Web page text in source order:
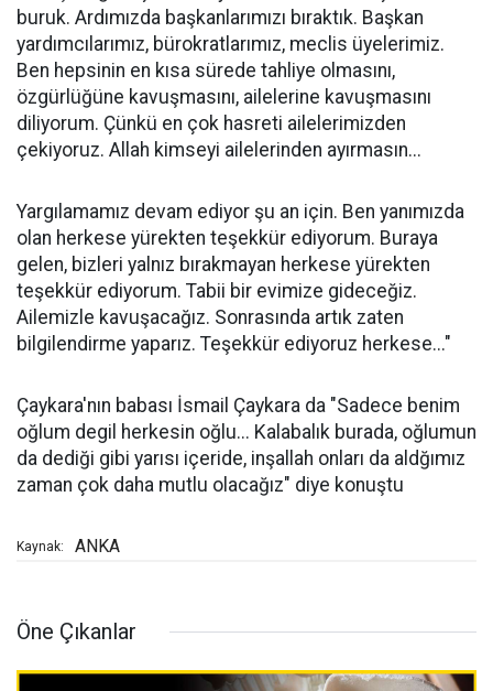
buruk. Ardımızda başkanlarımızı bıraktık. Başkan
yardımcılarımız, bürokratlarımız, meclis üyelerimiz.
Ben hepsinin en kısa sürede tahliye olmasını,
özgürlüğüne kavuşmasını, ailelerine kavuşmasını
diliyorum. Çünkü en çok hasreti ailelerimizden
çekiyoruz. Allah kimseyi ailelerinden ayırmasın...
Yargılamamız devam ediyor şu an için. Ben yanımızda
olan herkese yürekten teşekkür ediyorum. Buraya
gelen, bizleri yalnız bırakmayan herkese yürekten
teşekkür ediyorum. Tabii bir evimize gideceğiz.
Ailemizle kavuşacağız. Sonrasında artık zaten
bilgilendirme yaparız. Teşekkür ediyoruz herkese..."
Çaykara'nın babası İsmail Çaykara da "Sadece benim
oğlum degil herkesin oğlu... Kalabalık burada, oğlumun
da dediği gibi yarısı içeride, inşallah onları da aldğımız
zaman çok daha mutlu olacağız" diye konuştu
Kaynak: ANKA
Öne Çıkanlar